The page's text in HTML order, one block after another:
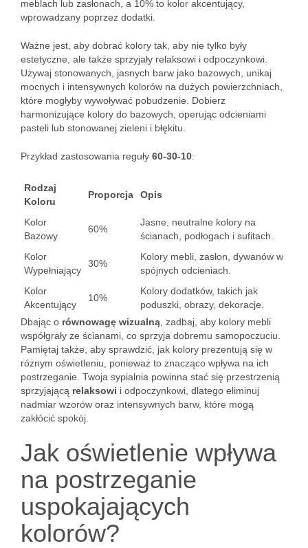
meblach lub zasłonach, a 10% to kolor akcentujący,
wprowadzany poprzez dodatki.
Ważne jest, aby dobrać kolory tak, aby nie tylko były
estetyczne, ale także sprzyjały relaksowi i odpoczynkowi.
Używaj stonowanych, jasnych barw jako bazowych, unikaj
mocnych i intensywnych kolorów na dużych powierzchniach,
które mogłyby wywoływać pobudzenie. Dobierz
harmonizujące kolory do bazowych, operując odcieniami
pasteli lub stonowanej zieleni i błękitu.
Przykład zastosowania reguły 60-30-10:
Rodzaj
Koloru
Proporcja Opis
Kolor
Bazowy
60%
Jasne, neutralne kolory na
ścianach, podłogach i sufitach.
Kolor
Wypełniający
30%
Kolory mebli, zasłon, dywanów w
spójnych odcieniach.
Kolor
Akcentujący
10%
Kolory dodatków, takich jak
poduszki, obrazy, dekoracje.
Dbając o równowagę wizualną , zadbaj, aby kolory mebli
współgrały ze ścianami, co sprzyja dobremu samopoczuciu.
Pamiętaj także, aby sprawdzić, jak kolory prezentują się w
różnym oświetleniu, ponieważ to znacząco wpływa na ich
postrzeganie. Twoja sypialnia powinna stać się przestrzenią
sprzyjającą relaksowi i odpoczynkowi, dlatego eliminuj
nadmiar wzorów oraz intensywnych barw, które mogą
zakłócić spokój.
Jak oświetlenie wpływa
na postrzeganie
uspokajających
kolorów?